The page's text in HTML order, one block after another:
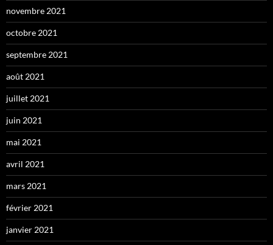
novembre 2021
octobre 2021
septembre 2021
août 2021
juillet 2021
juin 2021
mai 2021
avril 2021
mars 2021
février 2021
janvier 2021